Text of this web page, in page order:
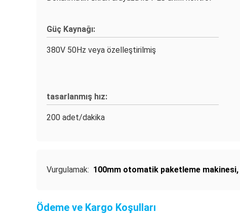
Güç Kaynağı:
380V 50Hz veya özelleştirilmiş
tasarlanmış hız:
200 adet/dakika
Vurgulamak: 100mm otomatik paketleme makinesi,
Ödeme ve Kargo Koşulları